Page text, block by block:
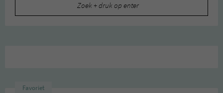
Favoriet